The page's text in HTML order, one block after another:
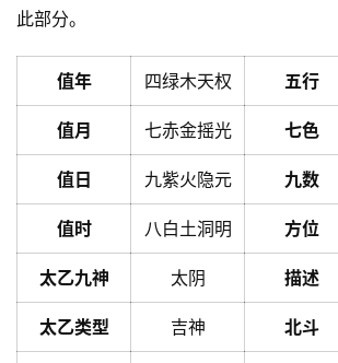
此部分。
值年 四绿木天权 五行
值月 七赤金摇光 七色
值日 九紫火隐元 九数
值时 八白土洞明 方位
太乙九神 太阴 描述
太乙类型 吉神 北斗